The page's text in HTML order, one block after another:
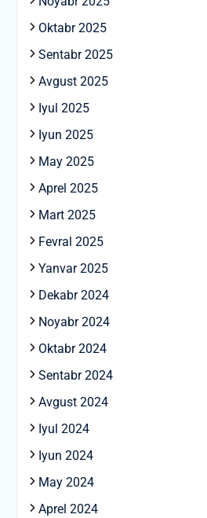
Oktabr 2025
Sentabr 2025
Avgust 2025
Iyul 2025
Iyun 2025
May 2025
Aprel 2025
Mart 2025
Fevral 2025
Yanvar 2025
Dekabr 2024
Noyabr 2024
Oktabr 2024
Sentabr 2024
Avgust 2024
Iyul 2024
Iyun 2024
May 2024
Aprel 2024